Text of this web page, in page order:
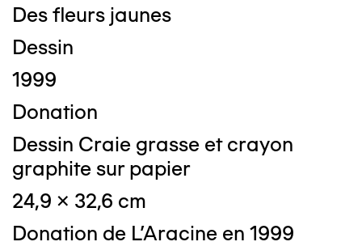
Des fleurs jaunes
Dessin
1999
Donation
Dessin Craie grasse et crayon
graphite sur papier
24,9 x 32,6 cm
Donation de L'Aracine en 1999